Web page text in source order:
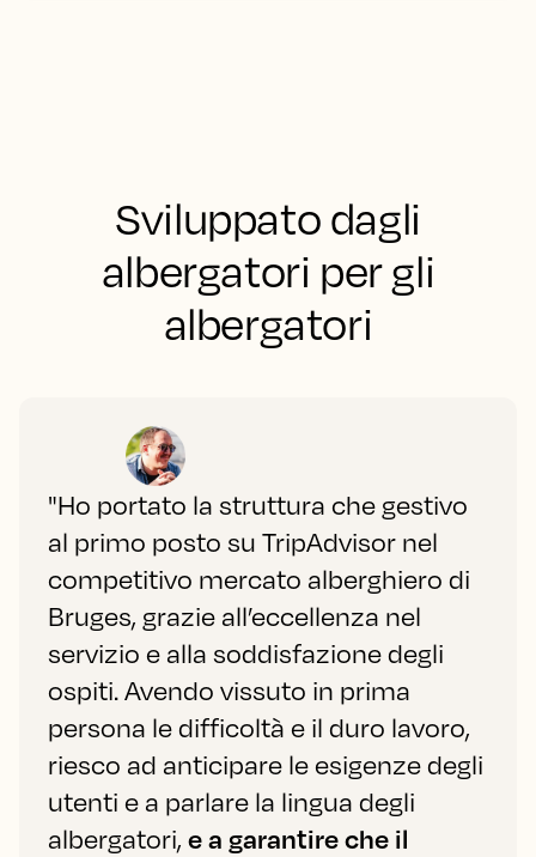
Sviluppato dagli
albergatori per gli
albergatori
"Ho portato la struttura che gestivo
al primo posto su TripAdvisor nel
competitivo mercato alberghiero di
Bruges, grazie all’eccellenza nel
servizio e alla soddisfazione degli
ospiti. Avendo vissuto in prima
persona le difficoltà e il duro lavoro,
riesco ad anticipare le esigenze degli
utenti e a parlare la lingua degli
albergatori, e a garantire che il